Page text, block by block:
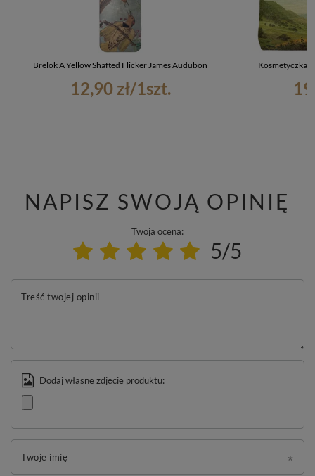
Brelok A Yellow Shafted Flicker James Audubon
12,90 zł/1szt.
Kosmetyczka
NAPISZ SWOJĄ OPINIĘ
Twoja ocena:
5/5
Treść twojej opinii
Dodaj własne zdjęcie produktu:
Twoje imię